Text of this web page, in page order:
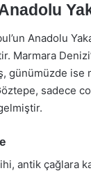
Anadolu
Marmara
günümüzde ise
sadece
antik çağlara